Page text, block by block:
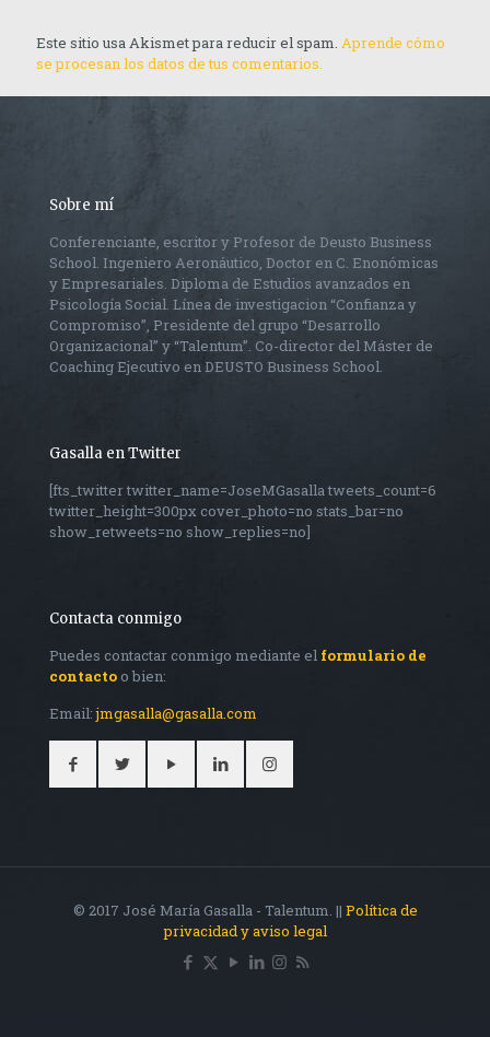
Este sitio usa Akismet para reducir el spam. Aprende cómo
se procesan los datos de tus comentarios.
Sobre mí
Conferenciante, escritor y Profesor de Deusto Business
School. Ingeniero Aeronáutico, Doctor en C. Enonómicas
y Empresariales. Diploma de Estudios avanzados en
Psicología Social. Línea de investigacion “Confianza y
Compromiso”, Presidente del grupo “Desarrollo
Organizacional” y “Talentum”. Co-director del Máster de
Coaching Ejecutivo en DEUSTO Business School.
Gasalla en Twitter
[fts_twitter twitter_name=JoseMGasalla tweets_count=6
twitter_height=300px cover_photo=no stats_bar=no
show_retweets=no show_replies=no]
Contacta conmigo
Puedes contactar conmigo mediante el formulario de
contacto o bien:
Email:jmgasalla@gasalla.com
© 2017 José María Gasalla - Talentum. || Política de
privacidad y aviso legal